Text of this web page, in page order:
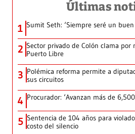
Últimas
1 Sumit Seth: ‘Siempre seré un
2 Sector privado de Colón clama por
Puerto Libre
3 Polémica reforma permite a
sus circuitos
4 Procurador: ‘Avanzan más de
5 Sentencia de 104 años para
costo del silencio